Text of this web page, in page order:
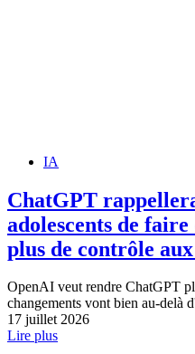
IA
ChatGPT
adolescents de faire
plus de contrôle
OpenAI veut rendre ChatGPT
changements vont bien au-delà
17 juillet 2026
Lire plus